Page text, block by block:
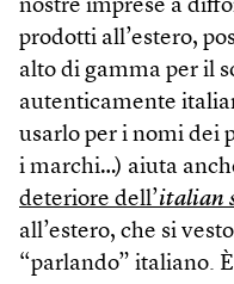
nostre imprese a
prodotti all’estero,
alto di gamma per il
autenticamente
usarlo per i nomi dei
i marchi…) aiuta
deteriore dell’italian
all’estero, che si
“parlando” italiano.